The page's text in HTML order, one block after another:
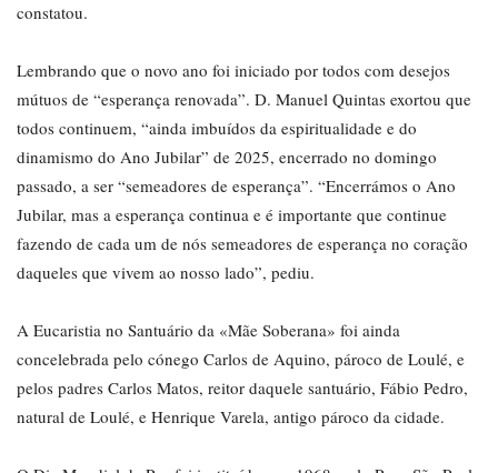
constatou.
Lembrando que o novo ano foi iniciado por todos com desejos
mútuos de “esperança renovada”. D. Manuel Quintas exortou que
todos continuem, “ainda imbuídos da espiritualidade e do
dinamismo do Ano Jubilar” de 2025, encerrado no domingo
passado, a ser “semeadores de esperança”. “Encerrámos o Ano
Jubilar, mas a esperança continua e é importante que continue
fazendo de cada um de nós semeadores de esperança no coração
daqueles que vivem ao nosso lado”, pediu.
A Eucaristia no Santuário da «Mãe Soberana» foi ainda
concelebrada pelo cónego Carlos de Aquino, pároco de Loulé, e
pelos padres Carlos Matos, reitor daquele santuário, Fábio Pedro,
natural de Loulé, e Henrique Varela, antigo pároco da cidade.